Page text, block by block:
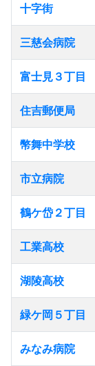
十字街
三慈会病院
富士見３丁目
住吉郵便局
幣舞中学校
市立病院
鶴ケ岱２丁目
工業高校
湖陵高校
緑ケ岡５丁目
みなみ病院
十字街
三慈会病院
富士見３丁目
住吉郵便局
幣舞中学校
市立病院
鶴ケ岱２丁目
工業高校
湖陵高校
緑ケ岡５丁目
みなみ病院